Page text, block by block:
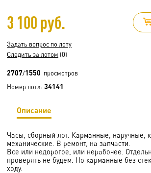
3 100 руб.
Задать вопрос по лоту
Следить за лотом (0)
2707/1550 просмотров
Номер лота: 34141
Описание
Часы, сборный лот. Карманные, наручные,
механические. В ремонт, на запчасти.
Все или недорогое, или нерабочее.
проверять не будем. Но карманные без
ходу.